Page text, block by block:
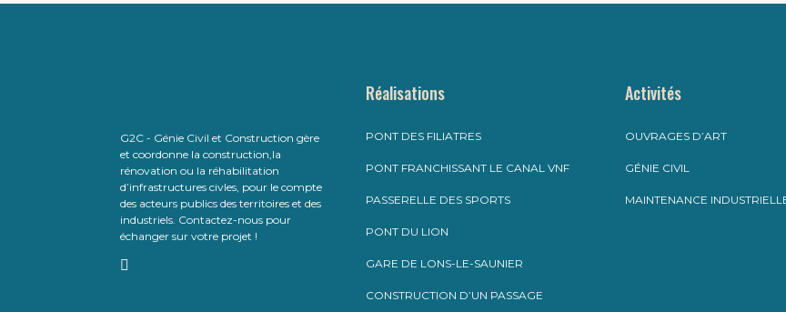
G2C - Génie Civil et Construction gère
et coordonne la construction,la
rénovation ou la réhabilitation
d’infrastructures civles, pour le compte
des acteurs publics des territoires et des
industriels. Contactez-nous pour
échanger sur votre projet !
Réalisations
PONT DES FILIATRES
PONT FRANCHISSANT LE CANAL VNF
PASSERELLE DES SPORTS
PONT DU LION
GARE DE LONS-LE-SAUNIER
CONSTRUCTION D’UN PASSAGE
Activités
OUVRAGES D’ART
GÉNIE CIVIL
MAINTENANCE